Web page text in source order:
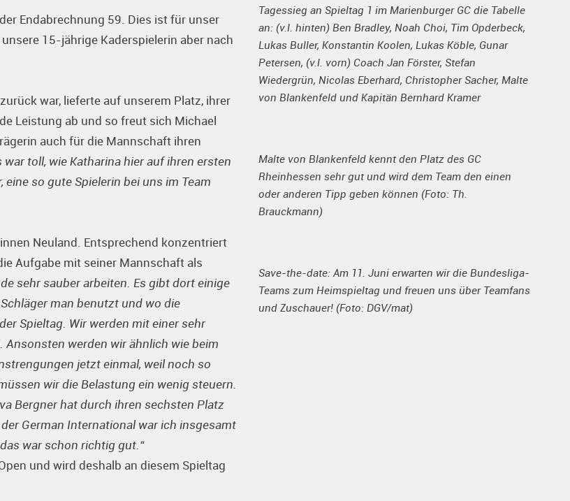
Endabrechnung 59. Dies ist für unser
15-jährige Kaderspielerin aber nach
war, lieferte auf unserem Platz, ihrer
Leistung ab und so freut sich Michael
auch für die Mannschaft ihren
war toll, wie Katharina hier auf ihren ersten
so gute Spielerin bei uns im Team
Neuland. Entsprechend konzentriert
Aufgabe mit seiner Mannschaft als
sehr sauber arbeiten. Es gibt dort einige
man benutzt und wo die
Spieltag. Wir werden mit einer sehr
werden wir ähnlich wie beim
jetzt einmal, weil noch so
wir die Belastung ein wenig steuern.
Bergner hat durch ihren sechsten Platz
German International war ich insgesamt
war schon richtig gut.“
und wird deshalb an diesem Spieltag
Tagessieg an Spieltag 1 im Marienburger GC die Tabelle
an: (v.l. hinten) Ben Bradley, Noah Choi, Tim Opderbeck,
Lukas Buller, Konstantin Koolen, Lukas Köble, Gunar
Petersen, (v.l. vorn) Coach Jan Förster, Stefan
Wiedergrün, Nicolas Eberhard, Christopher Sacher, Malte
von Blankenfeld und Kapitän Bernhard Kramer
Malte von Blankenfeld kennt den Platz des GC
Rheinhessen sehr gut und wird dem Team den einen
oder anderen Tipp geben können (Foto: Th.
Brauckmann)
Save-the-date: Am 11. Juni erwarten wir die Bundesliga-
Teams zum Heimspieltag und freuen uns über Teamfans
und Zuschauer! (Foto: DGV/mat)